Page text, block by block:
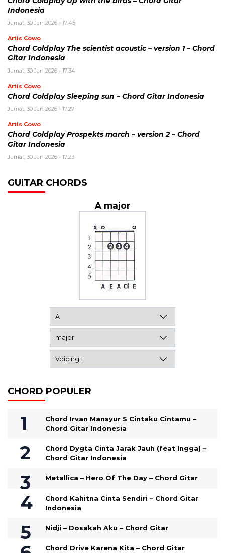
Indonesia
Jumat, 30 Jan 2026 - 17:45
Artis Cowo
Chord Coldplay The scientist acoustic – version 1 – Chord
Gitar Indonesia
Jumat, 30 Jan 2026 - 17:34
Artis Cowo
Chord Coldplay Sleeping sun – Chord Gitar Indonesia
Jumat, 30 Jan 2026 - 17:27
Artis Cowo
Chord Coldplay Prospekts march – version 2 – Chord
Gitar Indonesia
Jumat, 30 Jan 2026 - 17:23
GUITAR CHORDS
A major
CHORD POPULER
Chord Irvan Mansyur S Cintaku Cintamu –
Chord Gitar Indonesia
Chord Dygta Cinta Jarak Jauh (feat Ingga) –
Chord Gitar Indonesia
Metallica – Hero Of The Day – Chord Gitar
Chord Kahitna Cinta Sendiri – Chord Gitar
Indonesia
Nidji – Dosakah Aku – Chord Gitar
Chord Drive Karena Kita – Chord Gitar